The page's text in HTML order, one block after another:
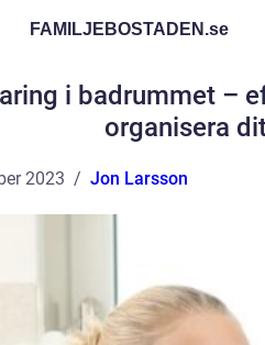
FAMILJEBOSTADEN.se
i badrummet –
organisera
2023 Jon Larsson